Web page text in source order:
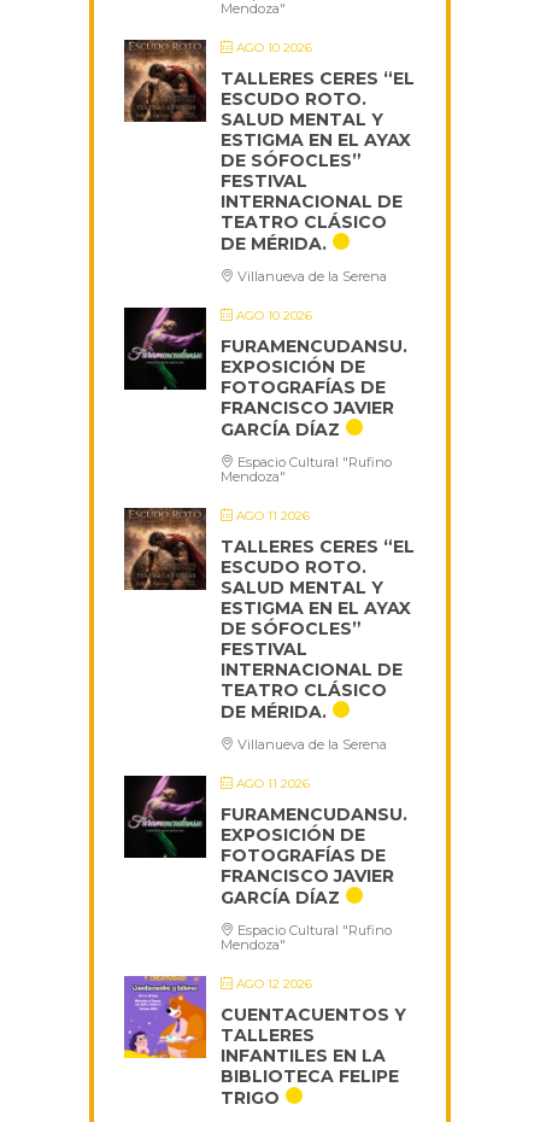
Mendoza"
AGO 10 2026
TALLERES CERES “EL
ESCUDO ROTO.
SALUD MENTAL Y
ESTIGMA EN EL AYAX
DE SÓFOCLES”
FESTIVAL
INTERNACIONAL DE
TEATRO CLÁSICO
DE MÉRIDA.
Villanueva de la Serena
AGO 10 2026
FURAMENCUDANSU.
EXPOSICIÓN DE
FOTOGRAFÍAS DE
FRANCISCO JAVIER
GARCÍA DÍAZ
Espacio Cultural "Rufino
Mendoza"
AGO 11 2026
TALLERES CERES “EL
ESCUDO ROTO.
SALUD MENTAL Y
ESTIGMA EN EL AYAX
DE SÓFOCLES”
FESTIVAL
INTERNACIONAL DE
TEATRO CLÁSICO
DE MÉRIDA.
Villanueva de la Serena
AGO 11 2026
FURAMENCUDANSU.
EXPOSICIÓN DE
FOTOGRAFÍAS DE
FRANCISCO JAVIER
GARCÍA DÍAZ
Espacio Cultural "Rufino
Mendoza"
AGO 12 2026
CUENTACUENTOS Y
TALLERES
INFANTILES EN LA
BIBLIOTECA FELIPE
TRIGO